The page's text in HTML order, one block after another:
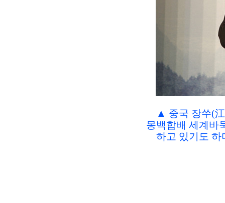
▲ 중국 장쑤(
몽백합배 세계바
하고 있기도 하